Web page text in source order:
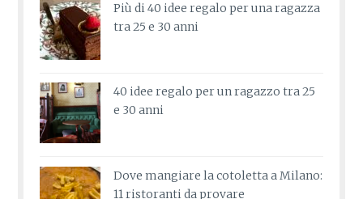
Più di 40 idee regalo per una ragazza
tra 25 e 30 anni
40 idee regalo per un ragazzo tra 25
e 30 anni
Dove mangiare la cotoletta a Milano:
11 ristoranti da provare